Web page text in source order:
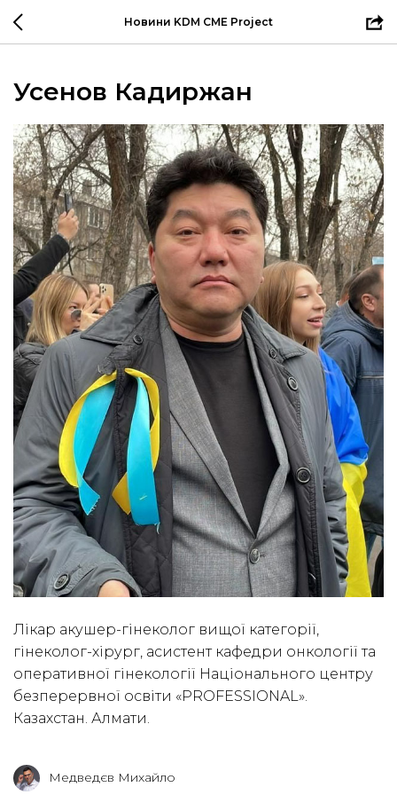
Новини KDM CME Project
Усенов Кадиржан
Лікар акушер-гінеколог вищої категорії,
гінеколог-хірург, асистент кафедри онкології та
оперативної гінекології Національного центру
безперервної освіти «PROFESSIONAL».
Казахстан. Алмати.
Медведєв Михайло